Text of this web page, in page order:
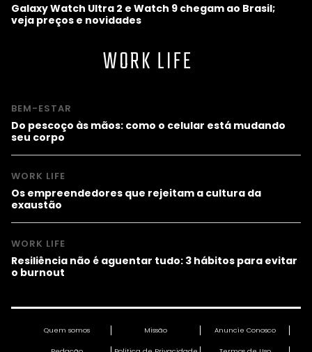
Galaxy Watch Ultra 2 e Watch 9 chegam ao Brasil;
veja preços e novidades
WORK LIFE
BEM-ESTAR
Do pescoço às mãos: como o celular está mudando
seu corpo
WORK LIFE
Os empreendedores que rejeitam a cultura da
exaustão
WORK LIFE
Resiliência não é aguentar tudo: 3 hábitos para evitar
o burnout
Quem somos Missão Anuncie Conosco